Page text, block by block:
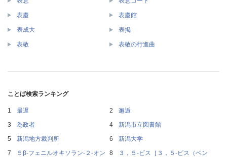
表慶 表慶館
表成大 表掲
表敬 表敬の行進曲
ことば検索ランキング
最遅
邂逅
為政者
新潟市立図書館
新潟地方裁判所
新潟大学
５β‐フェニルオキソラン‐２‐オン
３，５‐ビス［３，５‐ビス（ベン